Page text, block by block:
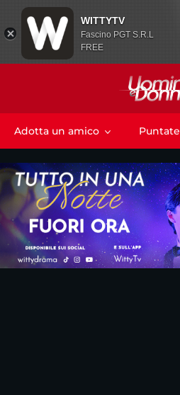
Adotta un amico Puntate
WITTYTV
Fascino PGT S.R.L
FREE